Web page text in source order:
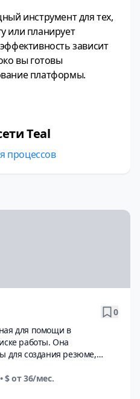
инструмент для тех,
или планирует
зависит
вы готовы
платформы.
Teal
процессов
0
для помощи в
работы. Она
для создания резюме,
профессиональных
• $ от 36/мес.